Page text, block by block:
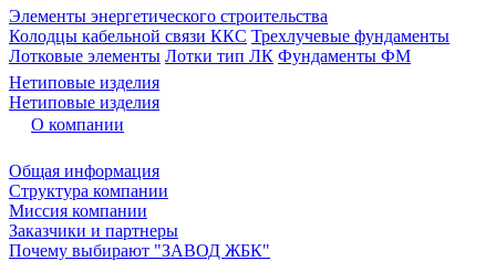
Элементы энергетического строительства
Колодцы кабельной связи ККС Трехлучевые фундаменты
Лотковые элементы Лотки тип ЛК Фундаменты ФМ
Нетиповые изделия
Нетиповые изделия
О компании
Общая информация
Структура компании
Миссия компании
Заказчики и партнеры
Почему выбирают "ЗАВОД ЖБК"